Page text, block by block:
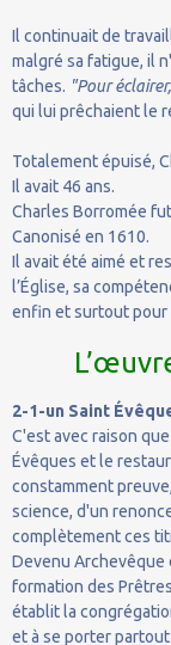
Il continuait de
malgré sa fatigue, il
tâches. "Pour
qui lui prêchaient le
Totalement épuisé,
Il avait 46 ans.
Charles Borromée
Canonisé en 1610.
Il avait été aimé et
l’Église, sa
enfin et surtout pour
2-1-un Saint
C'est avec raison
Évêques et le
constamment
science, d'un
complètement ces
Devenu Archevêque
formation des
établit la
et à se porter